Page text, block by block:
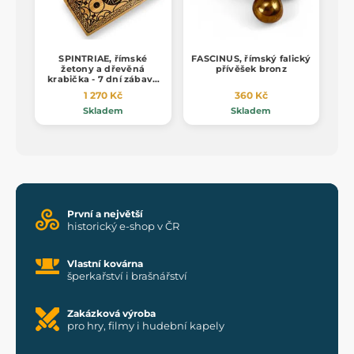
SPINTRIAE, římské
žetony a dřevěná
krabička - 7 dní zábavy
1 270 Kč
Skladem
FASCINUS, římský falický
přívěšek bronz
360 Kč
Skladem
První a největší
historický e-shop v ČR
Vlastní kovárna
šperkařství i brašnářství
Zakázková výroba
pro hry, filmy i hudební kapely